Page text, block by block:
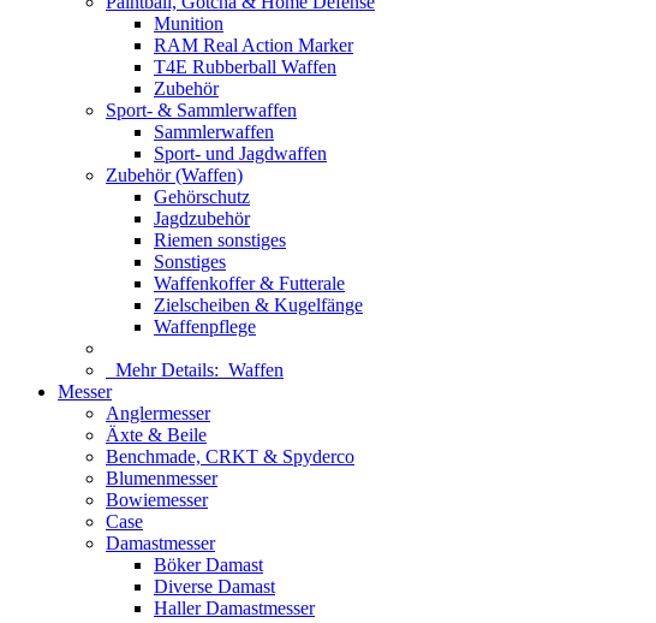
Munition
RAM Real Action Marker
T4E Rubberball Waffen
Zubehör
Sport- & Sammlerwaffen
Sammlerwaffen
Sport- und Jagdwaffen
Zubehör (Waffen)
Gehörschutz
Jagdzubehör
Riemen sonstiges
Sonstiges
Waffenkoffer & Futterale
Zielscheiben & Kugelfänge
Waffenpflege
Mehr Details: Waffen
Messer
Anglermesser
Äxte & Beile
Benchmade, CRKT & Spyderco
Blumenmesser
Bowiemesser
Case
Damastmesser
Böker Damast
Diverse Damast
Haller Damastmesser